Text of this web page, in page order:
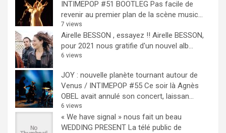
INTIMEPOP #51 BOOTLEG Pas facile de
revenir au premier plan de la scène music...
7 views
Airelle BESSON , essayez !! Airelle BESSON,
pour 2021 nous gratifie d'un nouvel alb...
6 views
JOY : nouvelle planète tournant autour de
Venus / INTIMEPOP #55 Ce soir là Agnès
OBEL avait annulé son concert, laissan...
6 views
« We have signal » nous fait un beau
WEDDING PRESENT La télé public de